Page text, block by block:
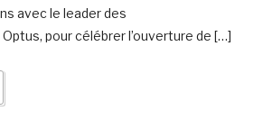
avec le leader des
pour célébrer l’ouverture de […]